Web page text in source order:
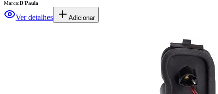
Marca:D'Paula
Ver detalhes Adicionar